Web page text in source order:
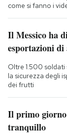
come si fanno i
Il Messico ha
esportazioni di
Oltre 1.500
la sicurezza degli
dei frutti
Il primo
tranquillo